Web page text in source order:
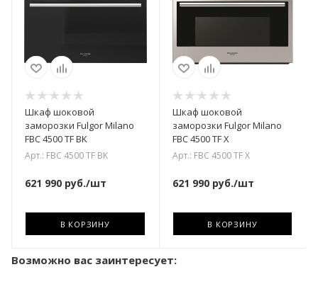
Шкаф шоковой
заморозки Fulgor Milano
FBC 4500 TF BK
Арт.: FBC 4500 TF BK
621 990 руб./шт
В КОРЗИНУ
Шкаф шоковой
заморозки Fulgor Milano
FBC 4500 TF X
Арт.: FBC 4500 TF X
621 990руб./шт
В КОРЗИНУ
Возможно вас заинтересует: